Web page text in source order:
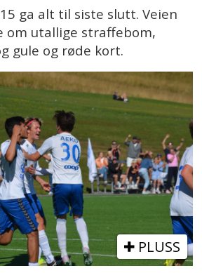
ga alt til siste slutt. Veien
om utallige straffebom,
gule og røde kort.
PLUSS